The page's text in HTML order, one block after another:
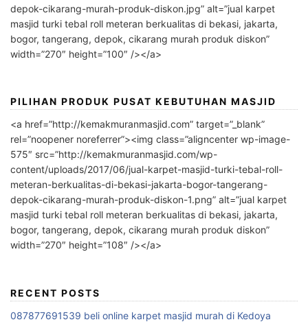
depok-cikarang-murah-produk-diskon.jpg” alt=”jual karpet
masjid turki tebal roll meteran berkualitas di bekasi, jakarta,
bogor, tangerang, depok, cikarang murah produk diskon”
width=”270″ height=”100″ /></a>
PILIHAN PRODUK PUSAT KEBUTUHAN MASJID
<a href=”http://kemakmuranmasjid.com” target=”_blank”
rel=”noopener noreferrer”><img class=”aligncenter wp-image-
575″ src=”http://kemakmuranmasjid.com/wp-
content/uploads/2017/06/jual-karpet-masjid-turki-tebal-roll-
meteran-berkualitas-di-bekasi-jakarta-bogor-tangerang-
depok-cikarang-murah-produk-diskon-1.png” alt=”jual karpet
masjid turki tebal roll meteran berkualitas di bekasi, jakarta,
bogor, tangerang, depok, cikarang murah produk diskon”
width=”270″ height=”108″ /></a>
RECENT POSTS
087877691539 beli online karpet masjid murah di Kedoya